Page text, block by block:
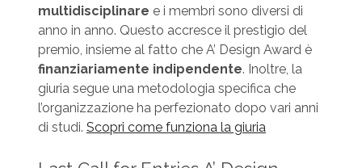
multidisciplinare e i membri sono diversi di
anno in anno. Questo accresce il prestigio del
premio, insieme al fatto che A’ Design Award è
finanziariamente indipendente. Inoltre, la
giuria segue una metodologia specifica che
l’organizzazione ha perfezionato dopo vari anni
di studi. Scopri come funziona la giuria